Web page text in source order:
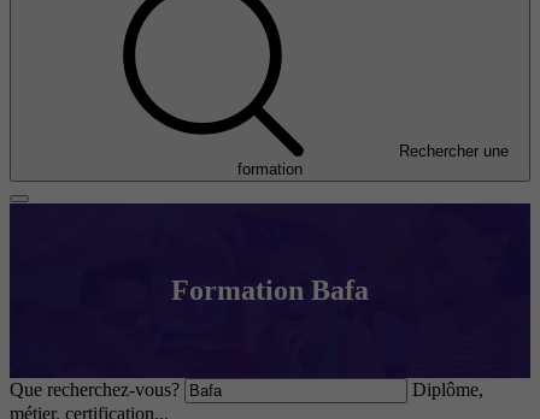
Rechercher une
formation
Formation Bafa
Que recherchez-vous?
Diplôme,
métier, certification...